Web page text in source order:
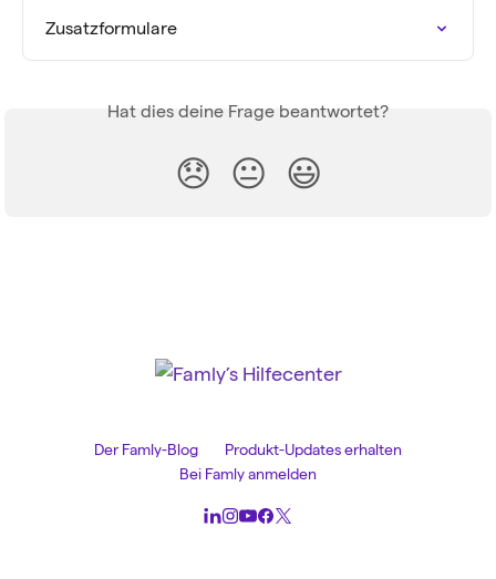
Zusatzformulare
Hat dies deine Frage beantwortet?
😞 😐 😃
Der Famly-Blog
Produkt-Updates erhalten
Bei Famly anmelden